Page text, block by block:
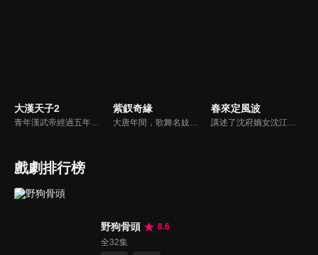
大漢天子2
青年漢武帝經過五年執政，平息後宮勢力、抗拒外患入侵、粉碎政變陰謀，坐穩了皇帝寶座，正是開展雄才大略之時。能臣汲黯受到賞識，並引薦另一位奇才主父偃，漢武帝視其張固再世，委以重任。國力強盛使漢武帝屢屢北伐外族，只是規模巨大的戰爭使漢室逐漸捉襟見肘，諸侯勢力蠢蠢欲動。
紫釵奇緣
大唐年間，歌舞名妓霍小玉、風流俠客納蘭東、書香才子李益和巾幗紅顏盧靖瀾為首的風騷人物，彼此錯綜複雜的命運與感情糾葛。一場指腹為婚的誤會，造成浪漫卻無果的錯點鴛鴦，他們在階級差異與強權壓迫中勇於追求真愛，在宮廷權謀與世俗現實的拉扯中身不由己地被推向命運的叉路...
春來定風波
講述了沈府嫡女沈江離至純至善，成婚夜被設計與二少主陸景明有夫妻之實，還遭陷害禁足祠堂。分娩遇難被救後兒子焱焱卻有頑疾，藥只有陸家有，沈江離為救子重回陸府。她打臉刁難者，揭開當年被陷害的陰謀，也解開與陸景明的誤會，焱焱則神助攻兩人破鏡重圓。
戲劇排行榜
野狗骨頭
8.6
全32集